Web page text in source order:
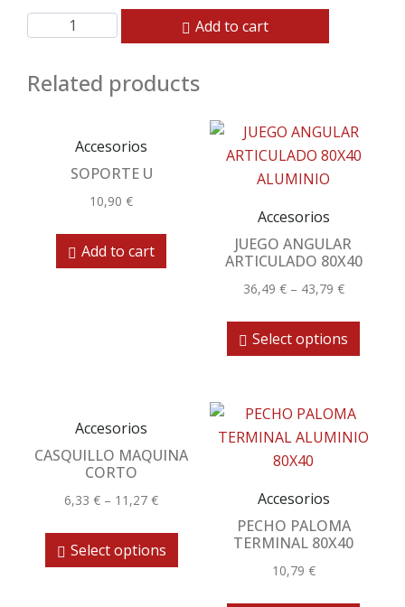
Add to cart
Related products
Accesorios
SOPORTE U
10,90€
Add to cart
Accesorios
JUEGO ANGULAR
ARTICULADO 80X40
36,49 €– 43,79 €
Select options
Accesorios
CASQUILLO MAQUINA
CORTO
6,33€ – 11,27€
Select options
Accesorios
PECHO PALOMA
TERMINAL 80X40
10,79 €